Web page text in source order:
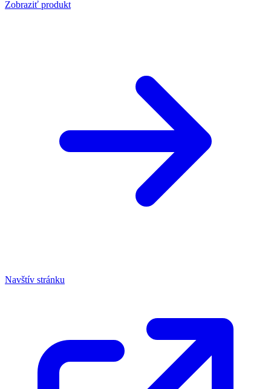
Zobraziť produkt
Navštív stránku